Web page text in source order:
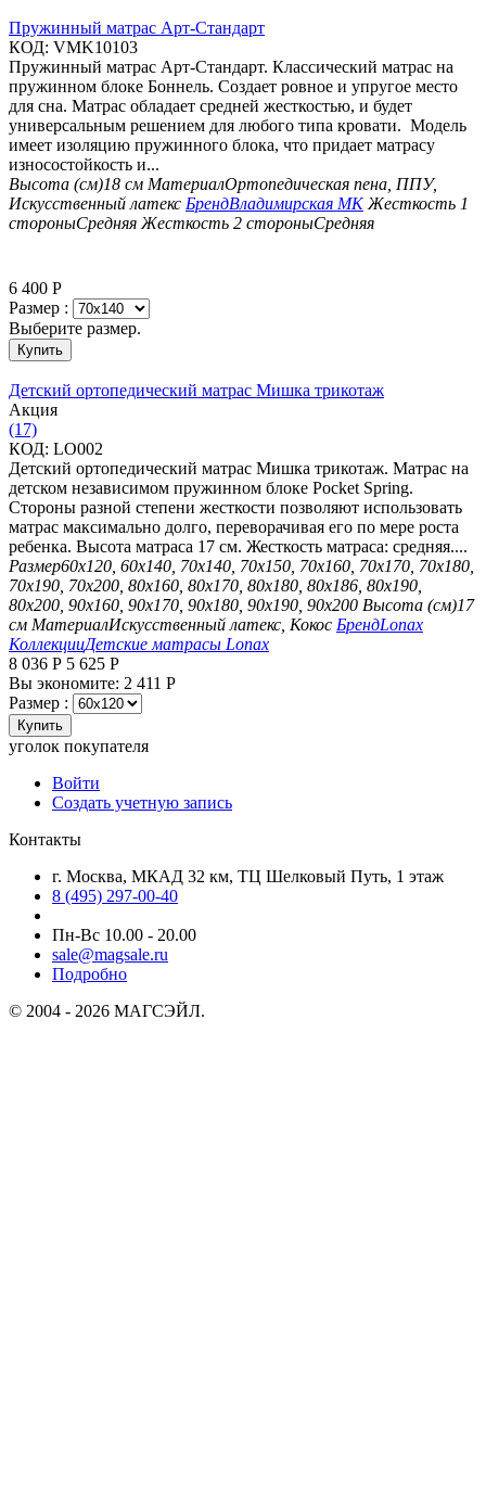
Пружинный матрас Арт-Стандарт
КОД: VMK10103
Пружинный матрас Арт-Стандарт. Классический матрас на
пружинном блоке Боннель. Создает ровное и упругое место
для сна. Матрас обладает средней жесткостью, и будет
универсальным решением для любого типа кровати. Модель
имеет изоляцию пружинного блока, что придает матрасу
износостойкость и...
Высота (см)18 см МатериалОртопедическая пена, ППУ,
Искусственный латекс БрендВладимирская МК Жесткость 1
стороныСредняя Жесткость 2 стороныСредняя
6 400 Р
Размер :
Выберите размер.
Купить
Детский ортопедический матрас Мишка трикотаж
Aкция
(17)
КОД: LO002
Детский ортопедический матрас Мишка трикотаж. Матрас на
детском независимом пружинном блоке Pocket Spring.
Стороны разной степени жесткости позволяют использовать
матрас максимально долго, переворачивая его по мере роста
ребенка. Высота матраса 17 см. Жесткость матраса: средняя....
Размер60х120, 60х140, 70х140, 70х150, 70х160, 70х170, 70х180,
70х190, 70х200, 80х160, 80х170, 80х180, 80х186, 80х190,
80х200, 90х160, 90х170, 90х180, 90х190, 90х200 Высота (см)17
см МатериалИскусственный латекс, Кокос БрендLonax
КоллекцииДетские матрасы Lonax
8 036 Р 5 625 Р
Вы экономите: 2 411 Р
Размер :
Купить
уголок покупателя
Войти
Создать учетную запись
Контакты
г. Москва, МКАД 32 км, ТЦ Шелковый Путь, 1 этаж
8 (495) 297-00-40
Пн-Вс 10.00 - 20.00
sale@magsale.ru
Подробно
© 2004 - 2026 МАГСЭЙЛ.